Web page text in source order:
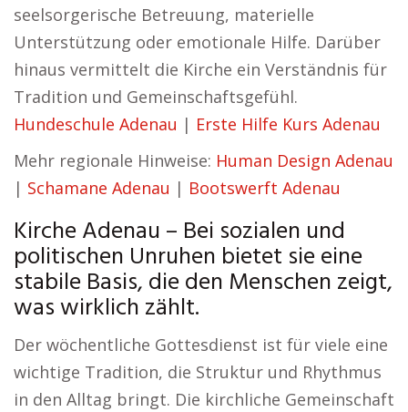
seelsorgerische Betreuung, materielle
Unterstützung oder emotionale Hilfe. Darüber
hinaus vermittelt die Kirche ein Verständnis für
Tradition und Gemeinschaftsgefühl.
Hundeschule Adenau | Erste Hilfe Kurs Adenau
Mehr regionale Hinweise: Human Design Adenau
| Schamane Adenau | Bootswerft Adenau
Kirche Adenau – Bei sozialen und
politischen Unruhen bietet sie eine
stabile Basis, die den Menschen zeigt,
was wirklich zählt.
Der wöchentliche Gottesdienst ist für viele eine
wichtige Tradition, die Struktur und Rhythmus
in den Alltag bringt. Die kirchliche Gemeinschaft